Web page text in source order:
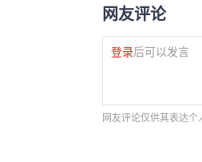
网友评论
登录后可以发言
网友评论仅供其表达